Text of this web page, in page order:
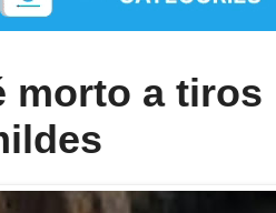
morto a